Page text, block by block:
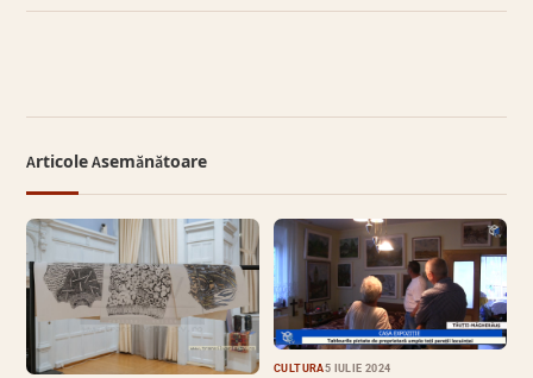
Articole Asemănătoare
CULTURĂ5 IULIE 2024